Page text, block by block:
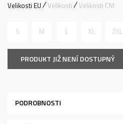
Velikosti EU Velikosti Velikosti CM
S M L XL 2XL
PRODUKT JIŽ NENÍ DOSTUPNÝ
PODROBNOSTI